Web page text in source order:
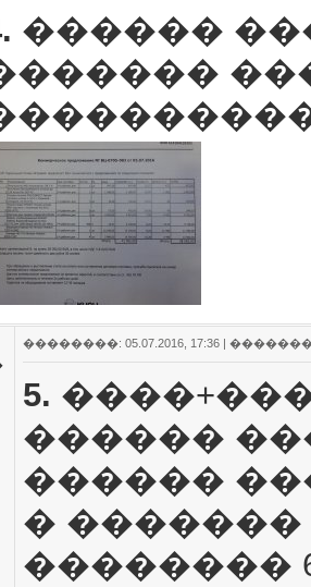
������
��������: 05.07.2016, 17:36 |
5.
������
������
�
��������